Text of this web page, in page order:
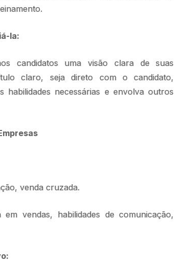
la:
candidatos uma visão clara de suas
claro, seja direto com o candidato,
habilidades necessárias e envolva outros
venda cruzada.
vendas, habilidades de comunicação,